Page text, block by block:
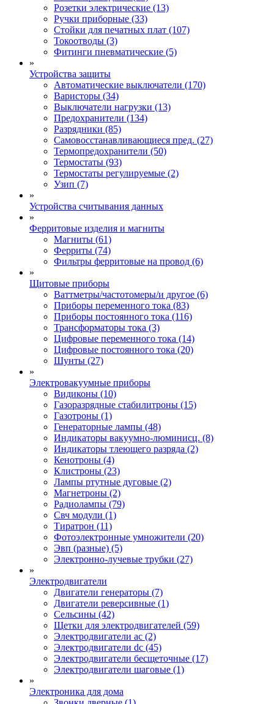
Розетки электрические (13)
Ручки приборные (33)
Стойки для печатных плат (107)
Токоотводы (3)
Фитинги пневматические (5)
»
Устройства защиты
Автоматические выключатели (170)
Варисторы (34)
Выключатели нагрузки (13)
Предохранители (134)
Разрядники (85)
Самовосстанавливающиеся пред. (27)
Термопредохранители (50)
Термостаты (93)
Термостаты регулируемые (2)
Узип (7)
»
Устройства считывания данных
»
Ферритовые изделия и магниты
Магниты (61)
Ферриты (74)
Фильтры ферритовые на провод (6)
»
Щитовые приборы
Ваттметры/частотомеры/и другое (6)
Приборы переменного тока (83)
Приборы постоянного тока (116)
Трансформаторы тока (3)
Цифровые переменного тока (14)
Цифровые постоянного тока (20)
Шунты (27)
»
Электровакуумные приборы
Видиконы (10)
Газоразрядные стабилитроны (15)
Газотроны (1)
Генераторные лампы (48)
Индикаторы вакуумно-люминисц. (8)
Индикаторы тлеющего разряда (2)
Кенотроны (4)
Клистроны (23)
Лампы ртутные дуговые (2)
Магнетроны (2)
Радиолампы (79)
Свч модули (1)
Тиратрон (11)
Фотоэлектронные умножители (20)
Эвп (разные) (5)
Электронно-лучевые трубки (27)
»
Электродвигатели
Двигатели генераторы (7)
Двигатели реверсивные (1)
Сельсины (42)
Щетки для электродвигателей (59)
Электродвигатели ac (2)
Электродвигатели dc (45)
Электродвигатели бесщеточные (17)
Электродвигатели шаговые (1)
»
Электроника для дома